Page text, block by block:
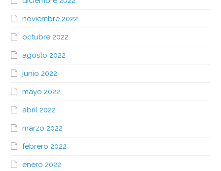
noviembre 2022
octubre 2022
agosto 2022
junio 2022
mayo 2022
abril 2022
marzo 2022
febrero 2022
enero 2022